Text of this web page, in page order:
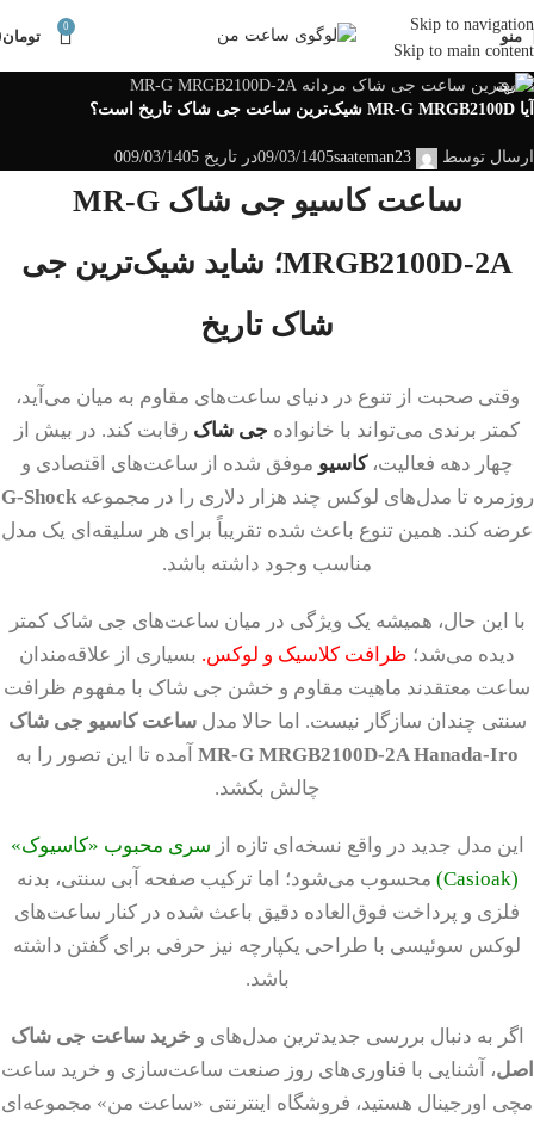
Skip to navigation
Skip to main content
منو
0
تومان
خبری
آیا MR-G MRGB2100D شیک‌ترین ساعت جی شاک تاریخ است؟
ارسال توسط saateman23
09/03/1405در تاریخ 09/03/1405 0
ساعت کاسیو جی شاک MR-G
MRGB2100D-2A؛ شاید شیک‌ترین جی
شاک تاریخ
وقتی صحبت از تنوع در دنیای ساعت‌های مقاوم به میان می‌آید،
کمتر برندی می‌تواند با خانواده جی شاک رقابت کند. در بیش از
چهار دهه فعالیت،کاسیو موفق شده از ساعت‌های اقتصادی و
روزمره تا مدل‌های لوکس چند هزار دلاری را در مجموعهG-Shock
عرضه کند. همین تنوع باعث شده تقریباً برای هر سلیقه‌ای یک مدل
مناسب وجود داشته باشد.
با این حال، همیشه یک ویژگی در میان ساعت‌های جی شاک کمتر
دیده می‌شد؛ ظرافت کلاسیک و لوکس. بسیاری از علاقه‌مندان
ساعت معتقدند ماهیت مقاوم و خشن جی شاک با مفهوم ظرافت
سنتی چندان سازگار نیست. اما حالا مدلساعت کاسیو جی شاک
MR-G MRGB2100D-2A Hanada-Iro آمده تا این تصور را به
چالش بکشد.
این مدل جدید در واقع نسخه‌ای تازه از سری محبوب «کاسیوک»
(Casioak)
محسوب می‌شود؛ اما ترکیب صفحه آبی سنتی، بدنه
فلزی و پرداخت فوق‌العاده دقیق باعث شده در کنار ساعت‌های
لوکس سوئیسی با طراحی یکپارچه نیز حرفی برای گفتن داشته
باشد.
اگر به دنبال بررسی جدیدترین مدل‌های و خرید ساعت جی شاک
اصل، آشنایی با فناوری‌های روز صنعت ساعت‌سازی و خرید ساعت
مچی اورجینال هستید، فروشگاه اینترنتی «ساعت من» مجموعه‌ای